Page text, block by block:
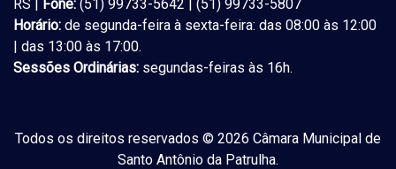
RS | Fone: (51) 99733-5642 | (51) 99733-5807
Horário: de segunda-feira à sexta-feira: das 08:00 às 12:00
| das 13:00 às 17:00.
Sessões Ordinárias: segundas-feiras às 16h.
Todos os direitos reservados © 2026 Câmara Municipal de
Santo Antônio da Patrulha.